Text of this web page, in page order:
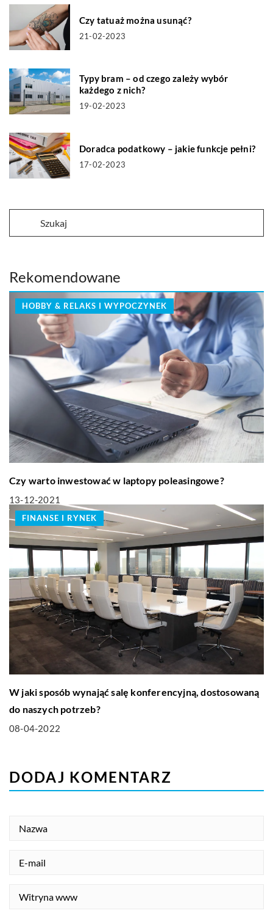
Czy tatuaż można usunąć?
21-02-2023
Typy bram – od czego zależy wybór
każdego z nich?
19-02-2023
Doradca podatkowy – jakie funkcje pełni?
17-02-2023
Rekomendowane
HOBBY & RELAKS I WYPOCZYNEK
Czy warto inwestować w laptopy poleasingowe?
13-12-2021
FINANSE I RYNEK
W jaki sposób wynająć salę konferencyjną, dostosowaną
do naszych potrzeb?
08-04-2022
DODAJ KOMENTARZ